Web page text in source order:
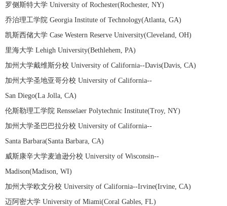
罗侧斯特大学 University of Rochester(Rochester, NY)
乔治理工学院 Georgia Institute of Technology(Atlanta, GA)
凯斯西储大学 Case Western Reserve University(Cleveland, OH)
里海大学 Lehigh University(Bethlehem, PA)
加州大学戴维斯分校 University of California--Davis(Davis, CA)
加州大学圣地亚哥分校 University of California--
San Diego(La Jolla, CA)
伦斯勒理工学院 Rensselaer Polytechnic Institute(Troy, NY)
加州大学圣巴巴拉分校 University of California--
Santa Barbara(Santa Barbara, CA)
威斯康辛大学麦迪逊分校 University of Wisconsin--
Madison(Madison, WI)
加州大学欧文分校 University of California--Irvine(Irvine, CA)
迈阿密大学 University of Miami(Coral Gables, FL)